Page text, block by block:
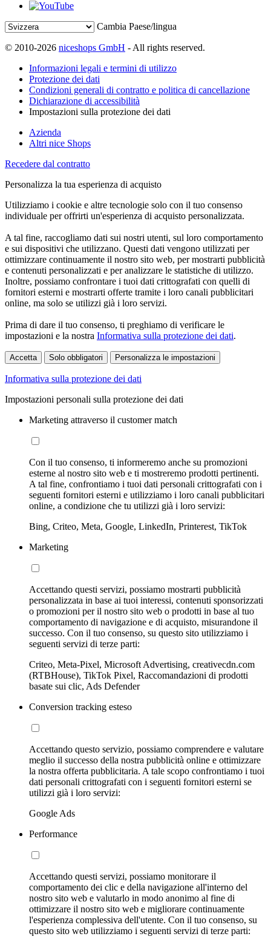
Cambia Paese/lingua
© 2010-2026 niceshops GmbH - All rights reserved.
Informazioni legali e termini di utilizzo
Protezione dei dati
Condizioni generali di contratto e politica di cancellazione
Dichiarazione di accessibilità
Impostazioni sulla protezione dei dati
Azienda
Altri nice Shops
Recedere dal contratto
Personalizza la tua esperienza di acquisto
Utilizziamo i cookie e altre tecnologie solo con il tuo consenso
individuale per offrirti un'esperienza di acquisto personalizzata.
A tal fine, raccogliamo dati sui nostri utenti, sul loro comportamento
e sui dispositivi che utilizzano. Questi dati vengono utilizzati per
ottimizzare continuamente il nostro sito web, per mostrarti pubblicità
e contenuti personalizzati e per analizzare le statistiche di utilizzo.
Inoltre, possiamo confrontare i tuoi dati crittografati con quelli di
fornitori esterni e mostrarti offerte tramite i loro canali pubblicitari
online, ma solo se utilizzi già i loro servizi.
Prima di dare il tuo consenso, ti preghiamo di verificare le
impostazioni e la nostra Informativa sulla protezione dei dati.
Accetta Solo obbligatori Personalizza le impostazioni
Informativa sulla protezione dei dati
Impostazioni personali sulla protezione dei dati
Marketing attraverso il customer match
Con il tuo consenso, ti informeremo anche su promozioni
esterne al nostro sito web e ti mostreremo prodotti pertinenti.
A tal fine, confrontiamo i tuoi dati personali crittografati con i
seguenti fornitori esterni e utilizziamo i loro canali pubblicitari
online, a condizione che tu utilizzi già i loro servizi:
Bing, Criteo, Meta, Google, LinkedIn, Printerest, TikTok
Marketing
Accettando questi servizi, possiamo mostrarti pubblicità
personalizzata in base ai tuoi interessi, contenuti sponsorizzati
o promozioni per il nostro sito web o prodotti in base al tuo
comportamento di navigazione e di acquisto, misurandone il
successo. Con il tuo consenso, su questo sito utilizziamo i
seguenti servizi di terze parti:
Criteo, Meta-Pixel, Microsoft Advertising, creativecdn.com
(RTBHouse), TikTok Pixel, Raccomandazioni di prodotti
basate sui clic, Ads Defender
Conversion tracking esteso
Accettando questo servizio, possiamo comprendere e valutare
meglio il successo della nostra pubblicità online e ottimizzare
la nostra offerta pubblicitaria. A tale scopo confrontiamo i tuoi
dati personali crittografati con i seguenti fornitori esterni se
utilizzi già i loro servizi:
Google Ads
Performance
Accettando questi servizi, possiamo monitorare il
comportamento dei clic e della navigazione all'interno del
nostro sito web e valutarlo in modo anonimo al fine di
ottimizzare il nostro sito web e migliorare continuamente
l'esperienza complessiva dell'utente. Con il tuo consenso, su
questo sito web utilizziamo i seguenti servizi di terze parti: